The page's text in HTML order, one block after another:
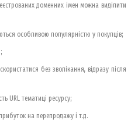
доменних імен можна виділити
особливою популярністю у покупців;
без зволікання, відразу після
URL тематиці ресурсу;
на перепродажу і т.д.